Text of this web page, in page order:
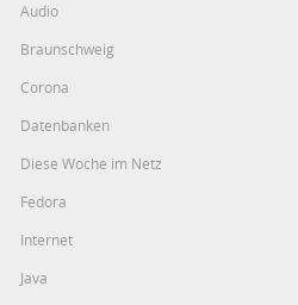
Audio
Braunschweig
Corona
Datenbanken
Diese Woche im Netz
Fedora
Internet
Java